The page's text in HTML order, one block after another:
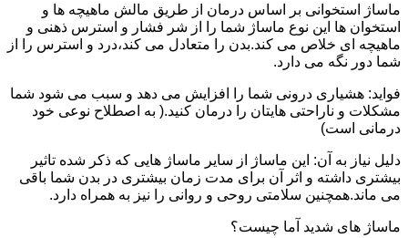
ماساژ استخوانی بر اساس درمان از طریق مالش ماهیچه ها و
استخوان ها این نوع ماساژ شما را از شر فشار و استرس ذهنی و
ماهیچه ای خلاص می کند.بدن را متعادل می کند،درد و استرس را از
شما دور نگه می دارد.
فواید: هشیاری درونی شما را افزایش می دهد و سبب می شود شما
مشکلات و ناراحتی هایتان را درمان کنید.( به اصطلاح نوعی خود
درمانی است)
دلیل نیاز به آن: این ماساژ از سایر ماساژ هایی که ذکر شده تاثیر
بیشتری داشته و اثر آن برای مدت زمان بیشتری در بدن شما باقی
می ماند.همچنین سلامتی روحی و روانی را نیز به همراه دارد.
ماساژ های شدید آما چیست؟